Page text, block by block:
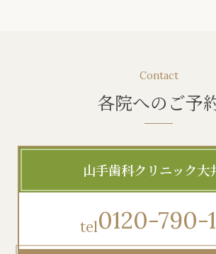
Contact
各院へのご予
山手歯科クリニック大
tel0120-790-